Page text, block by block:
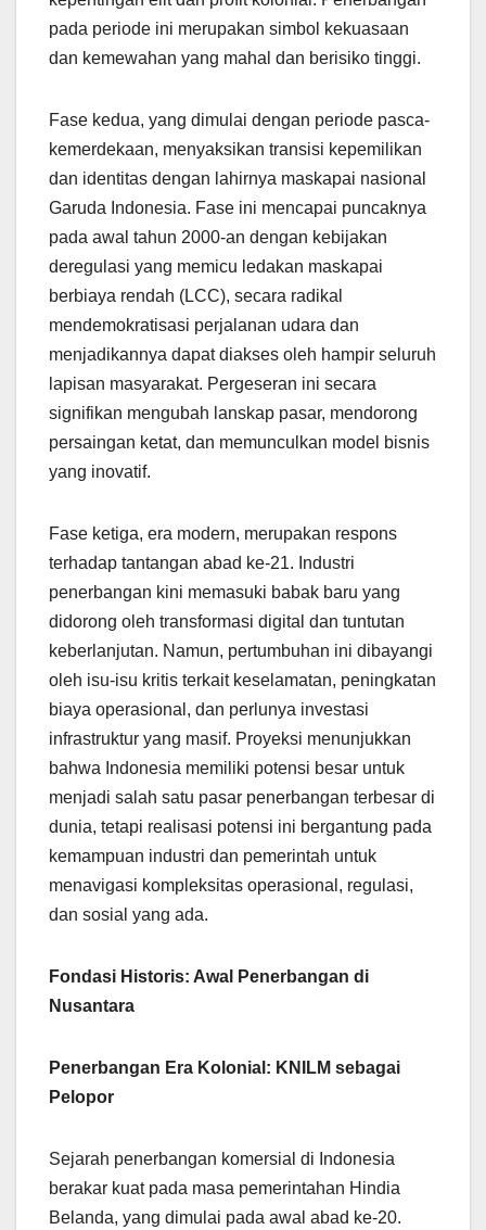
pada periode ini merupakan simbol kekuasaan
dan kemewahan yang mahal dan berisiko tinggi.
Fase kedua, yang dimulai dengan periode pasca-
kemerdekaan, menyaksikan transisi kepemilikan
dan identitas dengan lahirnya maskapai nasional
Garuda Indonesia. Fase ini mencapai puncaknya
pada awal tahun 2000-an dengan kebijakan
deregulasi yang memicu ledakan maskapai
berbiaya rendah (LCC), secara radikal
mendemokratisasi perjalanan udara dan
menjadikannya dapat diakses oleh hampir seluruh
lapisan masyarakat. Pergeseran ini secara
signifikan mengubah lanskap pasar, mendorong
persaingan ketat, dan memunculkan model bisnis
yang inovatif.
Fase ketiga, era modern, merupakan respons
terhadap tantangan abad ke-21. Industri
penerbangan kini memasuki babak baru yang
didorong oleh transformasi digital dan tuntutan
keberlanjutan. Namun, pertumbuhan ini dibayangi
oleh isu-isu kritis terkait keselamatan, peningkatan
biaya operasional, dan perlunya investasi
infrastruktur yang masif. Proyeksi menunjukkan
bahwa Indonesia memiliki potensi besar untuk
menjadi salah satu pasar penerbangan terbesar di
dunia, tetapi realisasi potensi ini bergantung pada
kemampuan industri dan pemerintah untuk
menavigasi kompleksitas operasional, regulasi,
dan sosial yang ada.
Fondasi Historis: Awal Penerbangan di
Nusantara
Penerbangan Era Kolonial: KNILM sebagai
Pelopor
Sejarah penerbangan komersial di Indonesia
berakar kuat pada masa pemerintahan Hindia
Belanda, yang dimulai pada awal abad ke-20.